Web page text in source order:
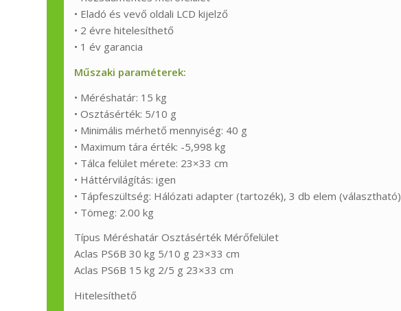
• Eladó és vevő oldali LCD kijelző
• 2 évre hitelesíthető
• 1 év garancia
Műszaki paraméterek:
• Méréshatár: 15 kg
• Osztásérték: 5/10 g
• Minimális mérhető mennyiség: 40 g
• Maximum tára érték: -5,998 kg
• Tálca felület mérete: 23×33 cm
• Háttérvilágítás: igen
• Tápfeszültség: Hálózati adapter (tartozék), 3 db elem (választható)
• Tömeg: 2.00 kg
Típus Méréshatár Osztásérték Mérőfelület
Aclas PS6B 30 kg 5/10 g 23×33 cm
Aclas PS6B 15 kg 2/5 g 23×33 cm
Hitelesíthető